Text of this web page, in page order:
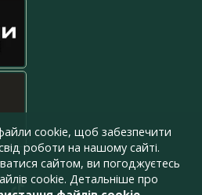
cookie, щоб забезпечити
роботи на нашому сайті.
сайтом, ви погоджуєтесь
cookie. Детальніше про